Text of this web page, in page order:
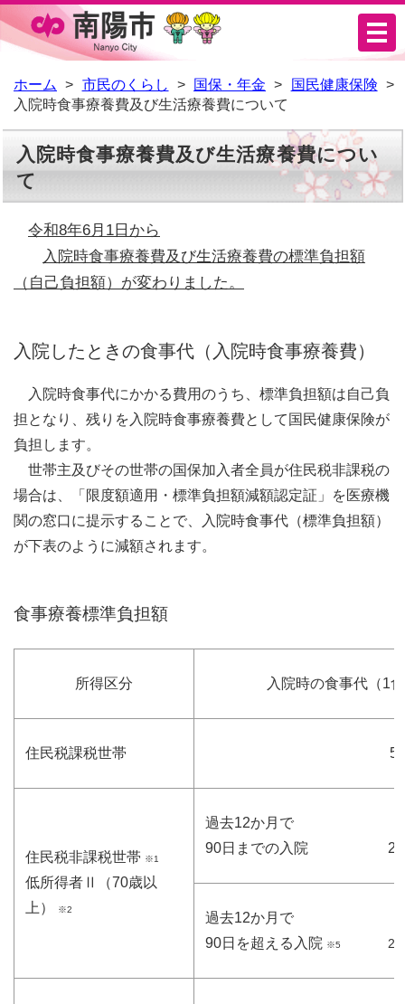
ニ
ュ
ホーム 市民のくらし 国保・年金
国民健康保険
入院時食事療養費及び生活療養費について
入院時食事療養費及び生活療養費につい
て
令和8年6月1日から
入院時食事療養費及び生活療養費の標準負担額
（自己負担額）が変わりました。
入院したときの食事代（入院時食事療養費）
入院時食事代にかかる費用のうち、標準負担額は自己負
担となり、残りを入院時食事療養費として国民健康保険が
負担します。
世帯主及びその世帯の国保加入者全員が住民税非課税の
場合は、「限度額適用・標準負担額減額認定証」を医療機
関の窓口に提示することで、入院時食事代（標準負担額）
が下表のように減額されます。
食事療養標準負担額
所得区分 入院時の食事代（1
住民税課税世帯
住民税非課税世帯 ※1
低所得者Ⅱ（70歳以
上）
※2
過去12か月で
90日までの入院
過去12か月で
90日を超える入院 ※5 22